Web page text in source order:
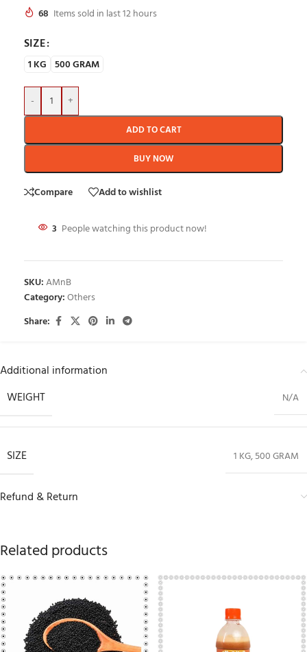
68 Items sold in last 12 hours
SIZE
1 KG 500 GRAM
- +
ADD TO CART
BUY NOW
Compare Add to wishlist
3 People watching this product now!
SKU:AMnB
Category:Others
Share:
Additional information
WEIGHT
N/A
SIZE 1 KG,500 GRAM
Refund & Return
Related products